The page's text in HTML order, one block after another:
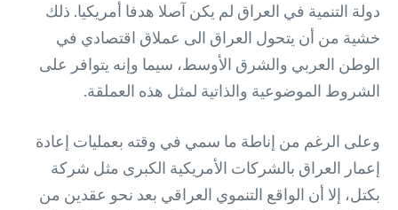
دولة التنمية في العراق لم يكن آصلا هدفا أمريكيا. ذلك
خشية من أن يتحول العراق الى عملاق اقتصادي في
الوطن العربي والشرق الأوسط، سيما وإنه يتوافر على
الشروط الموضوعية والذاتية لمثل هذه العملقة.
وعلى الرغم من إناطة ما سمي في وقته بعمليات إعادة
إعمار العراق بالشركات الأمريكية الكبرى مثل شركة
بكتل، إلا أن الواقع التنموي العراقي بعد نحو عقدين من